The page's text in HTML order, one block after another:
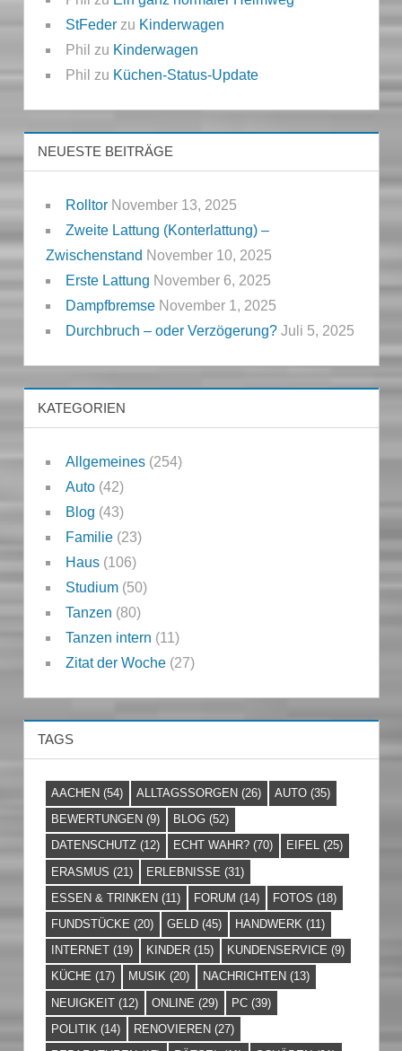
StFederzu Kinderwagen
Phil zu Kinderwagen
Phil zu Küchen-Status-Update
NEUESTE BEITRÄGE
Rolltor November 13, 2025
Zweite Lattung (Konterlattung) –
Zwischenstand November 10, 2025
Erste Lattung November 6, 2025
Dampfbremse November 1, 2025
Durchbruch – oder Verzögerung? Juli 5, 2025
KATEGORIEN
Allgemeines(254)
Auto(42)
Blog (43)
Familie(23)
Haus(106)
Studium(50)
Tanzen (80)
Tanzen intern (11)
Zitat der Woche(27)
TAGS
AACHEN (54) ALLTAGSSORGEN (26) AUTO (35)
BEWERTUNGEN (9) BLOG (52)
DATENSCHUTZ (12) ECHT WAHR? (70) EIFEL (25)
ERASMUS (21) ERLEBNISSE (31)
ESSEN & TRINKEN (11) FORUM (14) FOTOS (18)
FUNDSTÜCKE (20) GELD (45) HANDWERK (11)
INTERNET (19) KINDER (15) KUNDENSERVICE (9)
KÜCHE (17) MUSIK (20) NACHRICHTEN (13)
NEUIGKEIT (12) ONLINE (29) PC (39)
POLITIK (14) RENOVIEREN (27)